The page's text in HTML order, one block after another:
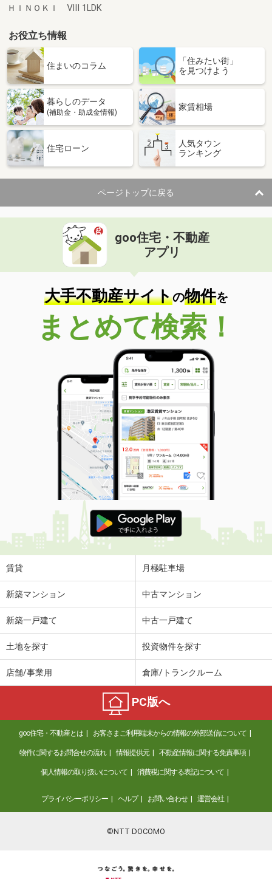
ＨＩＮＯＫＩ Ⅷ 1LDK
お役立ち情報
住まいのコラム
「住みたい街」
を見つけよう
暮らしのデータ
(補助金・助成金情報)
家賃相場
住宅ローン
人気タウン
ランキング
ページトップに戻る
goo住宅・不動産
アプリ
大手不動産サイトの物件を
まとめて検索！
賃貸 月極駐車場
新築マンション 中古マンション
新築一戸建て 中古一戸建て
土地を探す 投資物件を探す
店舗/事業用 倉庫/トランクルーム
PC版へ
goo住宅・不動産とは お客さまご利用端末からの情報の外部送信について
物件に関するお問合せの流れ 情報提供元 不動産情報に関する免責事項
個人情報の取り扱いについて 消費税に関する表記について
プライバシーポリシー ヘルプ お問い合わせ 運営会社
©NTT DOCOMO